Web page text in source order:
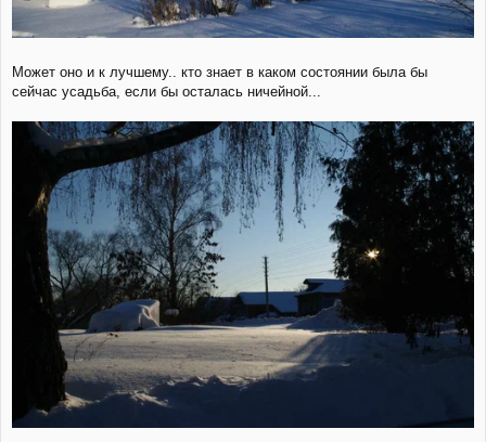
Может оно и к лучшему.. кто знает в каком состоянии была бы
сейчас усадьба, если бы осталась ничейной...